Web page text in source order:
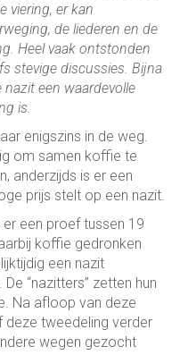
viering, er kan
de liederen en de
Heel vaak ontstonden
stevige discussies. Bijna
een waardevolle
is.
enigszins in de weg.
om samen koffie te
anderzijds is er een
prijs stelt op een nazit.
een proef tussen 19
koffie gedronken
een nazit
“nazitters” zetten hun
Na afloop van deze
tweedeling verder
wegen gezocht